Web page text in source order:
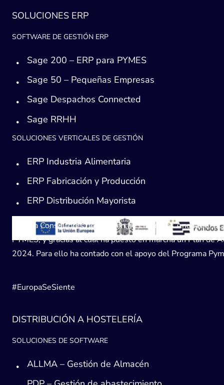
SOLUCIONES ERP
SOFTWARE DE GESTIÓN ERP
Sage 200 – ERP para PYMES
Sage 50 – Pequeñas Empresas
Sage Despachos Connected
Sage RRHH
SOLUCIONES VERTICALES DE GESTIÓN
ERP Industria Alimentaria
ERP Fabricación y Producción
ERP Distribución Mayorista
Avanza Consultores de Gestión de Empresas Andaucía,
PYMES, y gracias al cual ha puesto en marcha un Plan
2024. Para ello ha contado con el apoyo del Programa
#EuropaSeSiente
DISTRIBUCIÓN A HOSTELERÍA
SOLUCIONES DE SOFTWARE
ALLMA – Gestión de Almacén